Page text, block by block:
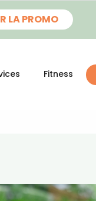
LA PROMO
Fitness